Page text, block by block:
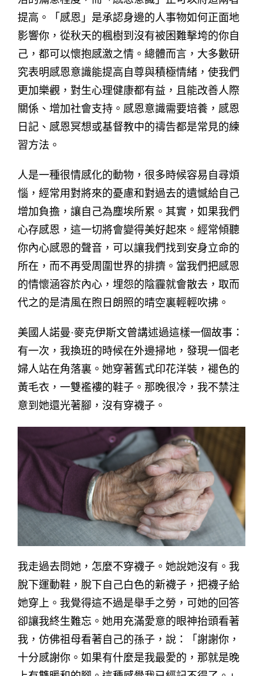
提高。「感恩」是承認身邊的人事物如何正面地
影響你，從秋天的楓樹到沒有被困難擊垮的你自
己，都可以懷抱感激之情。總體而言，大多數研
究表明感恩意識能提高自尊與積極情緒，使我們
更加樂觀，對生心理健康都有益，且能改善人際
關係、增加社會支持。感恩意識需要培養，感恩
日記、感恩冥想或基督教中的禱告都是常見的練
習方法。
人是一種很情感化的動物，很多時候容易自尋煩
惱，經常用對將來的憂慮和對過去的遺憾給自己
增加負擔，讓自己為塵埃所累。其實，如果我們
心存感恩，這一切將會變得美好起來。經常傾聽
你內心感恩的聲音，可以讓我們找到安身立命的
所在，而不再受周圍世界的排擠。當我們把感恩
的情懷涵容於內心，埋怨的陰霾就會散去，取而
代之的是清風在煦日朗照的晴空裏輕輕吹拂。
美國人諾曼·麥克伊斯文曾講述過這樣一個故事：
有一次，我換班的時候在外邊掃地，發現一個老
婦人站在角落裏。她穿著舊式印花洋裝，褪色的
黃毛衣，一雙襤褸的鞋子。那晚很冷，我不禁注
意到她還光著腳，沒有穿襪子。
我走過去問她，怎麼不穿襪子。她說她沒有。我
脫下運動鞋，脫下自己白色的新襪子，把襪子給
她穿上。我覺得這不過是舉手之勞，可她的回答
卻讓我終生難忘。她用充滿愛意的眼神抬頭看著
我，仿佛祖母看著自己的孫子，說：「謝謝你，
十分感謝你。如果有什麼是我最愛的，那就是晚